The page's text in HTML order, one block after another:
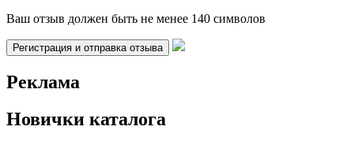
Ваш отзыв должен быть не менее 140 символов
Реклама
Новички каталога